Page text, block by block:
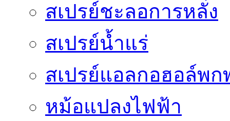
สเปรย์ชะลอการหลั่ง
สเปรย์น้ำแร่
สเปรย์แอลกอฮอล์พก
หม้อแปลงไฟฟ้า